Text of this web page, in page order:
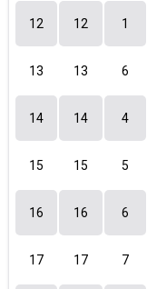
12 12 1
13 13 6
14 14 4
15 15 5
16 16 6
17 17 7